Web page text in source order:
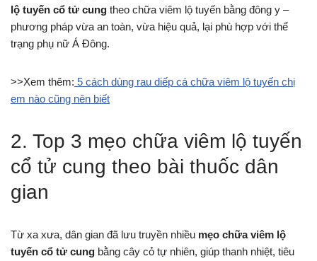
lộ tuyến cổ tử cung theo chữa viêm lộ tuyến bằng đông y –
phương pháp vừa an toàn, vừa hiệu quả, lại phù hợp với thể
trạng phụ nữ Á Đông.
>>Xem thêm: 5 cách dùng rau diếp cá chữa viêm lộ tuyến chị
em nào cũng nên biết
2. Top 3 mẹo chữa viêm lộ tuyến
cổ tử cung theo bài thuốc dân
gian
Từ xa xưa, dân gian đã lưu truyền nhiều mẹo chữa viêm lộ
tuyến cổ tử cung bằng cây cỏ tự nhiên, giúp thanh nhiệt, tiêu